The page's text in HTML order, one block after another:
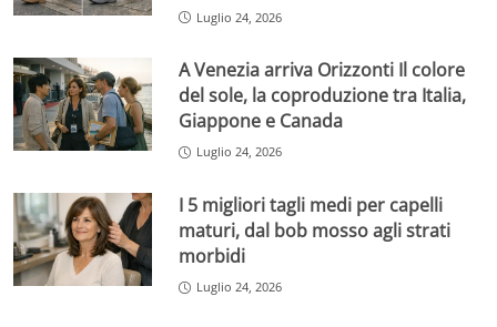
Luglio 24, 2026
A Venezia arriva Orizzonti Il colore
del sole, la coproduzione tra Italia,
Giappone e Canada
Luglio 24, 2026
I 5 migliori tagli medi per capelli
maturi, dal bob mosso agli strati
morbidi
Luglio 24, 2026